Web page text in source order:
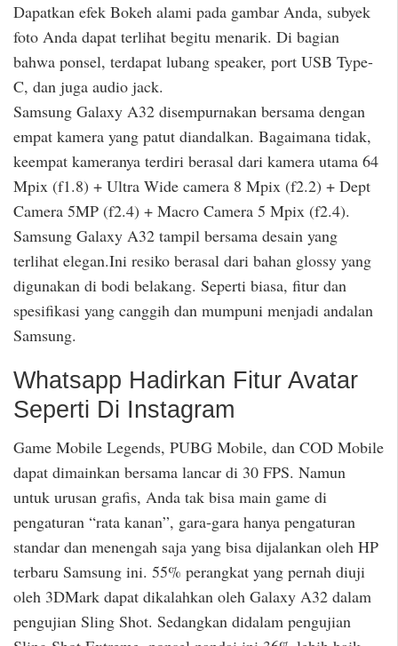
Dapatkan efek Bokeh alami pada gambar Anda, subyek
foto Anda dapat terlihat begitu menarik. Di bagian
bahwa ponsel, terdapat lubang speaker, port USB Type-
C, dan juga audio jack.
Samsung Galaxy A32 disempurnakan bersama dengan
empat kamera yang patut diandalkan. Bagaimana tidak,
keempat kameranya terdiri berasal dari kamera utama 64
Mpix (f1.8) + Ultra Wide camera 8 Mpix (f2.2) + Dept
Camera 5MP (f2.4) + Macro Camera 5 Mpix (f2.4).
Samsung Galaxy A32 tampil bersama desain yang
terlihat elegan.Ini resiko berasal dari bahan glossy yang
digunakan di bodi belakang. Seperti biasa, fitur dan
spesifikasi yang canggih dan mumpuni menjadi andalan
Samsung.
Whatsapp Hadirkan Fitur Avatar
Seperti Di Instagram
Game Mobile Legends, PUBG Mobile, dan COD Mobile
dapat dimainkan bersama lancar di 30 FPS. Namun
untuk urusan grafis, Anda tak bisa main game di
pengaturan “rata kanan”, gara-gara hanya pengaturan
standar dan menengah saja yang bisa dijalankan oleh HP
terbaru Samsung ini. 55% perangkat yang pernah diuji
oleh 3DMark dapat dikalahkan oleh Galaxy A32 dalam
pengujian Sling Shot. Sedangkan didalam pengujian